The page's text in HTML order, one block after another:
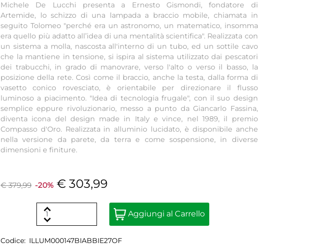
Michele De Lucchi presenta a Ernesto Gismondi, fondatore di
Artemide, lo schizzo di una lampada a braccio mobile, chiamata in
seguito Tolomeo "perché era un astronomo, un matematico, insomma
era quello più adatto all’idea di una mentalità scientifica". Realizzata con
un sistema a molla, nascosta all'interno di un tubo, ed un sottile cavo
che la mantiene in tensione, si ispira al sistema utilizzato dai pescatori
dei trabucchi, in grado di manovrare, verso l'alto o verso il basso, la
posizione della rete. Così come il braccio, anche la testa, dalla forma di
vasetto conico rovesciato, è orientabile per direzionare il flusso
luminoso a piacimento. "Idea di tecnologia frugale", con il suo design
semplice eppure rivoluzionario, messo a punto da Giancarlo Fassina,
diventa icona del design made in Italy e vince, nel 1989, il premio
Compasso d'Oro. Realizzata in alluminio lucidato, è disponibile anche
nella versione da parete, da terra e come sospensione, in diverse
dimensioni e finiture.
€ 379,99 -20% € 303,99
Quantity
Aggiungi al Carrello
Codice: ILLUM000147BIABBIE27OF